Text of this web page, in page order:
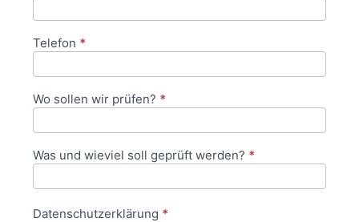
Telefon *
Wo sollen wir prüfen? *
Was und wieviel soll geprüft werden? *
Datenschutzerklärung *